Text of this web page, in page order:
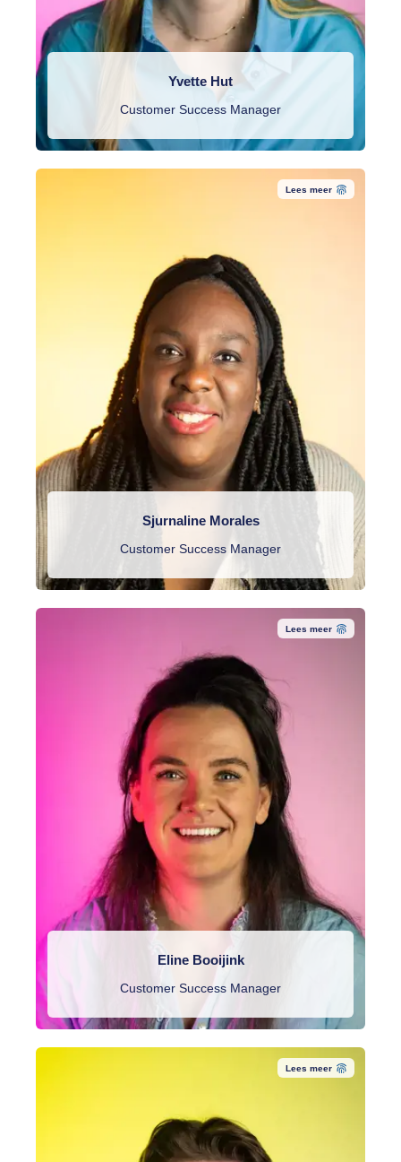
Yvette Hut
Customer Success Manager
Lees meer
Sjurnaline Morales
Customer Success Manager
Lees meer
Eline Booijink
Customer Success Manager
Lees meer